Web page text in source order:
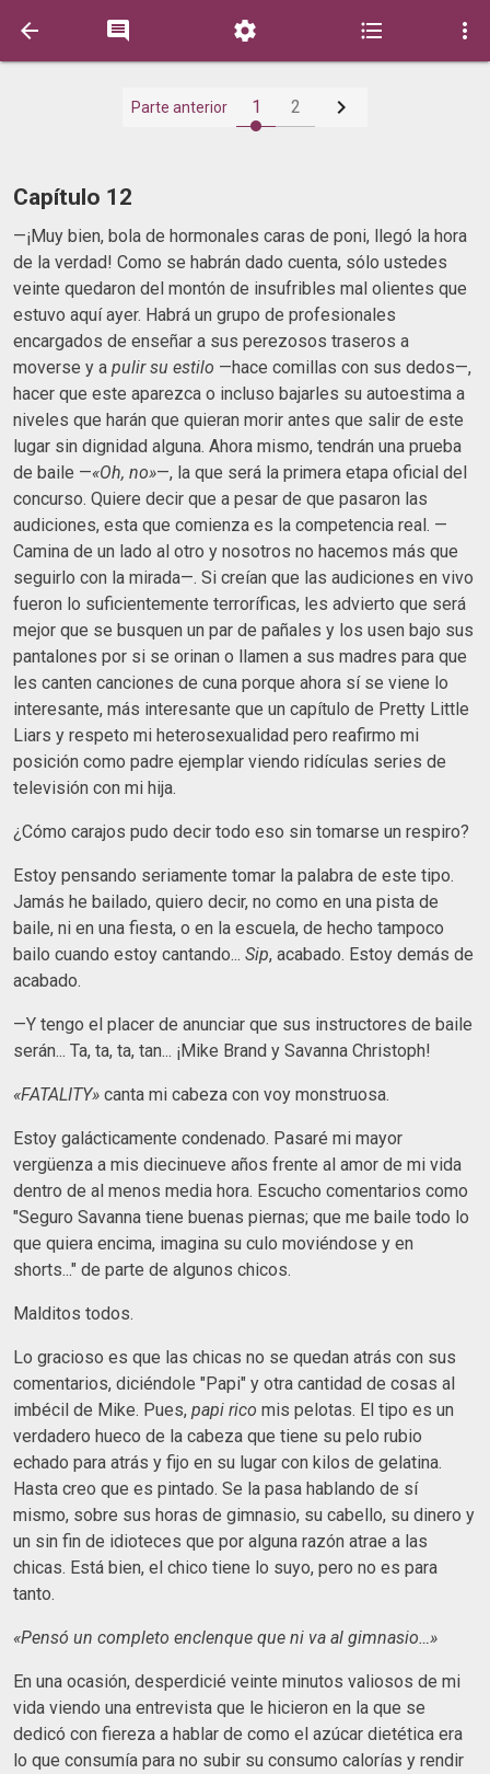
    
Parte anterior 1 2 
Capítulo 12
—¡Muy bien, bola de hormonales caras de poni, llegó la hora
de la verdad! Como se habrán dado cuenta, sólo ustedes
veinte quedaron del montón de insufribles mal olientes que
estuvo aquí ayer. Habrá un grupo de profesionales
encargados de enseñar a sus perezosos traseros a
moverse y a pulir su estilo —hace comillas con sus dedos—,
hacer que este aparezca o incluso bajarles su autoestima a
niveles que harán que quieran morir antes que salir de este
lugar sin dignidad alguna. Ahora mismo, tendrán una prueba
de baile —«Oh, no»—, la que será la primera etapa oficial del
concurso. Quiere decir que a pesar de que pasaron las
audiciones, esta que comienza es la competencia real. —
Camina de un lado al otro y nosotros no hacemos más que
seguirlo con la mirada—. Si creían que las audiciones en vivo
fueron lo suficientemente terroríficas, les advierto que será
mejor que se busquen un par de pañales y los usen bajo sus
pantalones por si se orinan o llamen a sus madres para que
les canten canciones de cuna porque ahora sí se viene lo
interesante, más interesante que un capítulo de Pretty Little
Liars y respeto mi heterosexualidad pero reafirmo mi
posición como padre ejemplar viendo ridículas series de
televisión con mi hija.
¿Cómo carajos pudo decir todo eso sin tomarse un respiro?
Estoy pensando seriamente tomar la palabra de este tipo.
Jamás he bailado, quiero decir, no como en una pista de
baile, ni en una fiesta, o en la escuela, de hecho tampoco
bailo cuando estoy cantando... Sip, acabado. Estoy demás de
acabado.
—Y tengo el placer de anunciar que sus instructores de baile
serán... Ta, ta, ta, tan... ¡Mike Brand y Savanna Christoph!
«FATALITY» canta mi cabeza con voy monstruosa.
Estoy galácticamente condenado. Pasaré mi mayor
vergüenza a mis diecinueve años frente al amor de mi vida
dentro de al menos media hora. Escucho comentarios como
"Seguro Savanna tiene buenas piernas; que me baile todo lo
que quiera encima, imagina su culo moviéndose y en
shorts..." de parte de algunos chicos.
Malditos todos.
Lo gracioso es que las chicas no se quedan atrás con sus
comentarios, diciéndole "Papi" y otra cantidad de cosas al
imbécil de Mike. Pues, papi rico mis pelotas. El tipo es un
verdadero hueco de la cabeza que tiene su pelo rubio
echado para atrás y fijo en su lugar con kilos de gelatina.
Hasta creo que es pintado. Se la pasa hablando de sí
mismo, sobre sus horas de gimnasio, su cabello, su dinero y
un sin fin de idioteces que por alguna razón atrae a las
chicas. Está bien, el chico tiene lo suyo, pero no es para
tanto.
«Pensó un completo enclenque que ni va al gimnasio…»
En una ocasión, desperdicié veinte minutos valiosos de mi
vida viendo una entrevista que le hicieron en la que se
dedicó con fiereza a hablar de como el azúcar dietética era
lo que consumía para no subir su consumo calorías y rendir